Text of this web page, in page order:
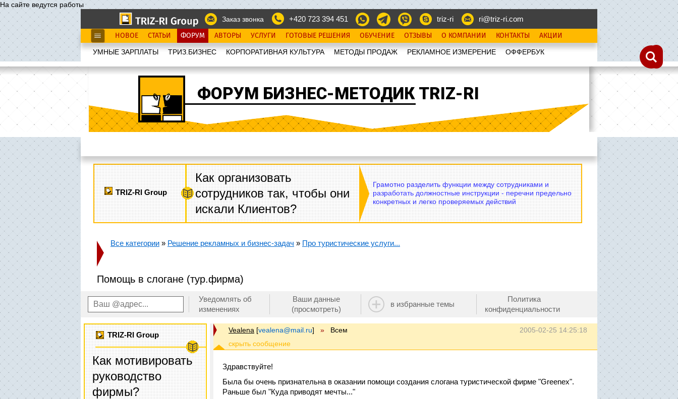
На сайте ведутся работы
Заказ звонка
+420 723 394 451 triz-ri ri@triz-ri.com
НОВОЕ СТАТЬИ ФОРУМ АВТОРЫ УСЛУГИ ГОТОВЫЕ РЕШЕНИЯ ОБУЧЕНИЕ ОТЗЫВЫ О КОМПАНИИ КОНТАКТЫ АКЦИИ
УМНЫЕ ЗАРПЛАТЫ ТРИЗ.БИЗНЕС КОРПОРАТИВНАЯ КУЛЬТУРА МЕТОДЫ ПРОДАЖ РЕКЛАМНОЕ ИЗМЕРЕНИЕ OФФЕРБУК
ФОРУМ БИЗНЕС-МЕТОДИК TRIZ-RI
TRIZ-RI Group
Как организовать
сотрудников так, чтобы они
искали Клиентов?
Грамотно разделить функции между сотрудниками и
разработать должностные инструкции - перечни предельно
конкретных и легко проверяемых действий
Все категории » Решение рекламных и бизнес-задач » Про туристические услуги...
Помощь в слогане (тур.фирма)
Уведомлять об
изменениях
Ваши данные
(просмотреть)
в избранные темы
Политика
конфиденциальности
TRIZ-RI Group
Как мотивировать
руководство
фирмы?
2005-02-25 14:25:18
Vealena [vealena@mail.ru] » Всем
Здравствуйте!
Была бы очень признательна в оказании помощи создания слогана туристической фирме "Greenex".
Раньше был "Куда приводят мечты..."